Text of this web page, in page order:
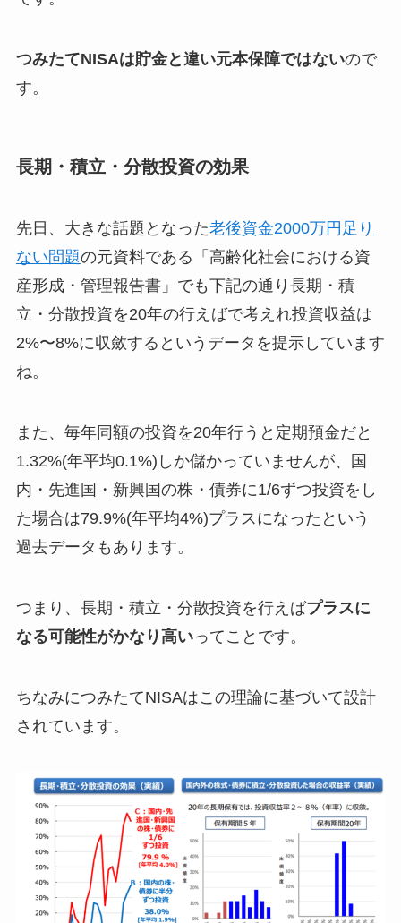
つみたてNISAは貯金と違い元本保障ではないので
す。
長期・積立・分散投資の効果
先日、大きな話題となった老後資金2000万円足り
ない問題の元資料である「高齢化社会における資
産形成・管理報告書」でも下記の通り長期・積
立・分散投資を20年の行えばで考えれ投資収益は
2%〜8%に収斂するというデータを提示しています
ね。
また、毎年同額の投資を20年行うと定期預金だと
1.32%(年平均0.1%)しか儲かっていませんが、国
内・先進国・新興国の株・債券に1/6ずつ投資をし
た場合は79.9%(年平均4%)プラスになったという
過去データもあります。
つまり、長期・積立・分散投資を行えばプラスに
なる可能性がかなり高いってことです。
ちなみにつみたてNISAはこの理論に基づいて設計
されています。